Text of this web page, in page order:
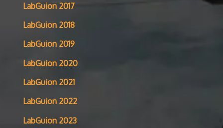
LabGuion 2017
LabGuion 2018
LabGuion 2019
LabGuion 2020
LabGuion 2021
LabGuion 2022
LabGuion 2023